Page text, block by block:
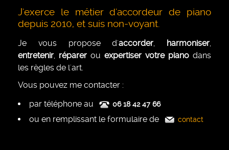
J'exerce le métier d'accordeur de piano
depuis 2010, et suis non-voyant.
Je vous propose d'accorder, harmoniser,
entretenir, réparer ou expertiser votre piano dans
les règles de l'art.
Vous pouvez me contacter :
par téléphone au
06 18 42 47 66
ou en remplissant le formulaire de contact